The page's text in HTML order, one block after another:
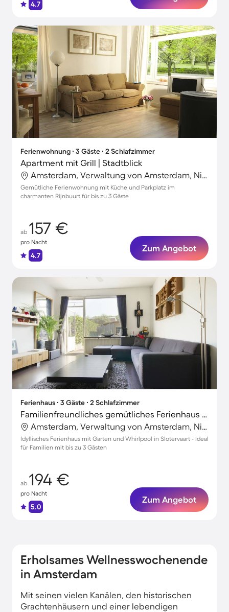
4.7
Ferienwohnung ∙ 3 Gäste ∙ 2 Schlafzimmer
Apartment mit Grill | Stadtblick
Amsterdam, Verwaltung von Amsterdam, Niederlande
Gemütliche Ferienwohnung mit Küche und Parkplatz im
charmanten Rijnbuurt für bis zu 3 Gäste
ab 157 €
pro Nacht
4.7
Zum Angebot
Ferienhaus ∙ 3 Gäste ∙ 2 Schlafzimmer
Familienfreundliches gemütliches Ferienhaus mit Grill, Garten und Whirlpool | Ideal für Homeoffice
Amsterdam, Verwaltung von Amsterdam, Niederlande
Idyllisches Ferienhaus mit Garten und Whirlpool in Slotervaart - Ideal
für Familien mit bis zu 3 Gästen
ab 194 €
pro Nacht
5.0
Zum Angebot
Erholsames Wellnesswochenende
in Amsterdam
Mit seinen vielen Kanälen, den historischen
Grachtenhäusern und einer lebendigen